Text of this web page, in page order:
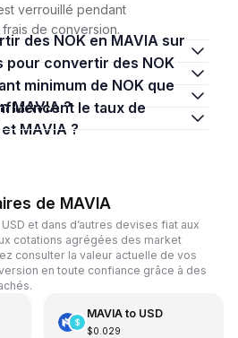
verrouillé pendant
de conversion.
MAVIA ?
MAVIA ?
de MAVIA
et dans d’autres devises fiat aux
cotations agrégées des market
consulter la valeur actuelle de vos
en toute confiance grâce à des
MAVIAto USD
$0.029